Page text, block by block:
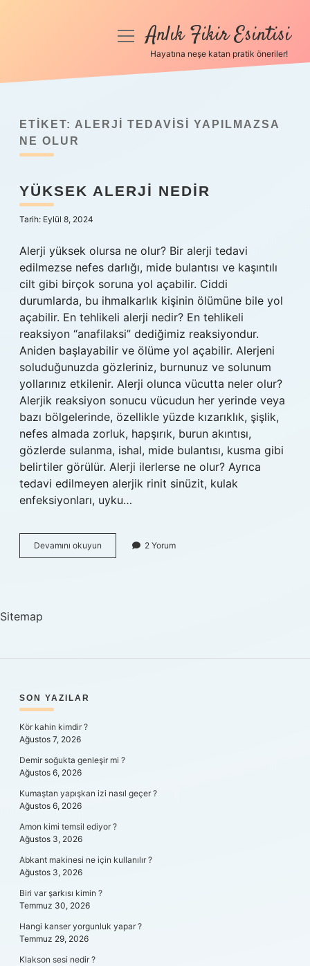
Anasayfa
Yasal Uyarı
menüyüAnlık Fikir Esintisi
Hayatına neşe katan pratik öneriler!
ETIKET: ALERJI TEDAVISI YAPILMAZSA
NE OLUR
YÜKSEK ALERJI NEDIR
Tarih: Eylül 8, 2024
Alerji yüksek olursa ne olur? Bir alerji tedavi
edilmezse nefes darlığı, mide bulantısı ve kaşıntılı
cilt gibi birçok soruna yol açabilir. Ciddi
durumlarda, bu ihmalkarlık kişinin ölümüne bile yol
açabilir. En tehlikeli alerji nedir? En tehlikeli
reaksiyon “anafilaksi” dediğimiz reaksiyondur.
Aniden başlayabilir ve ölüme yol açabilir. Alerjeni
soluduğunuzda gözleriniz, burnunuz ve solunum
yollarınız etkilenir. Alerji olunca vücutta neler olur?
Alerjik reaksiyon sonucu vücudun her yerinde veya
bazı bölgelerinde, özellikle yüzde kızarıklık, şişlik,
nefes almada zorluk, hapşırık, burun akıntısı,
gözlerde sulanma, ishal, mide bulantısı, kusma gibi
belirtiler görülür. Alerji ilerlerse ne olur? Ayrıca
tedavi edilmeyen alerjik rinit sinüzit, kulak
enfeksiyonları, uyku…
Devamını okuyun
Alerji
2 Yorum
Sitemap
SIDEBAR
SON YAZILAR
Kör kahin kimdir ?
Ağustos 7, 2026
Demir soğukta genleşir mi ?
Ağustos 6, 2026
Kumaştan yapışkan izi nasıl geçer ?
Ağustos 6, 2026
Amon kimi temsil ediyor ?
Ağustos 3, 2026
Abkant makinesi ne için kullanılır ?
Ağustos 3, 2026
Biri var şarkısı kimin ?
Temmuz 30, 2026
Hangi kanser yorgunluk yapar ?
Temmuz 29, 2026
Klakson sesi nedir ?